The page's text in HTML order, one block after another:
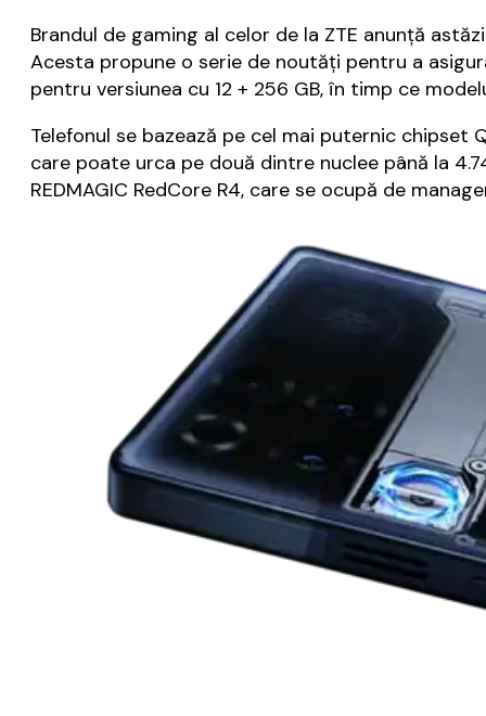
Brandul de gaming al celor de la ZTE anunță
Acesta propune o serie de noutăți pentru a
pentru versiunea cu 12 + 256 GB, în timp ce
Telefonul se bazează pe cel mai puternic
care poate urca pe două dintre nuclee până la
REDMAGIC RedCore R4, care se ocupă de